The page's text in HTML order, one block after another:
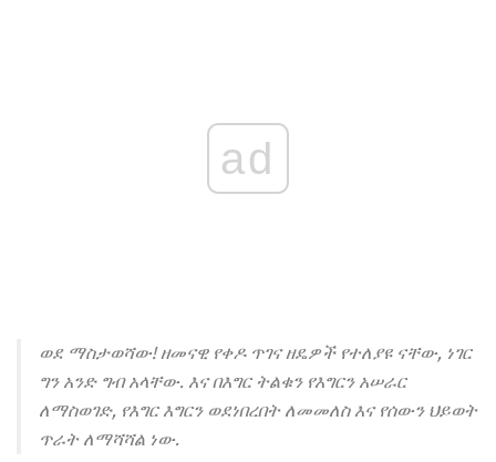
ad
ወደ ማስታወሻው! ዘመናዊ የቀዶ ጥገና ዘዴዎች የተለያዩ ናቸው, ነገር
ግን አንድ ግብ አላቸው. እና በእግር ትልቁን የእግርን አሠራር
ለማስወገድ, የእግር እግርን ወደነበረበት ለመመለስ እና የሰውን ህይወት
ጥራት ለማሻሻል ነው.